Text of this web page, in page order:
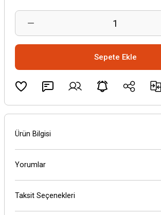
Sepete Ekle
Ürün Bilgisi
Yorumlar
Taksit Seçenekleri